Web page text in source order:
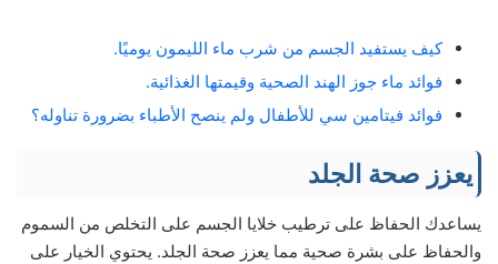
كيف يستفيد الجسم من شرب ماء الليمون يوميًا.
فوائد ماء جوز الهند الصحية وقيمتها الغذائية.
فوائد فيتامين سي للأطفال ولم ينصح الأطباء بضرورة تناوله؟
يعزز صحة الجلد
يساعدك الحفاظ على ترطيب خلايا الجسم على التخلص من السموم
والحفاظ على بشرة صحية مما يعزز صحة الجلد. يحتوي الخيار على